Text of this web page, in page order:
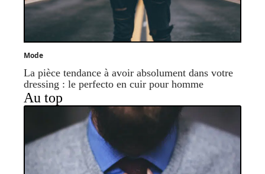
Mode
La pièce tendance à avoir absolument dans votre
dressing : le perfecto en cuir pour homme
Au top